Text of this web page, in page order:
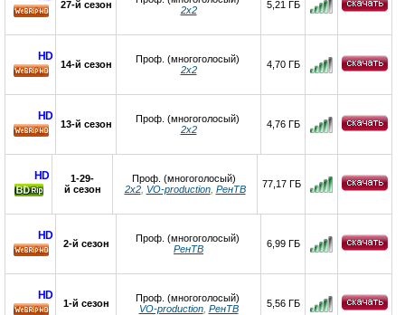
27-й сезон
2х2
5,21 ГБ
HD
14-й сезон
Проф. (многоголосый)
2х2
4,70 ГБ
HD
13-й сезон
Проф. (многоголосый)
2х2
4,76 ГБ
HD
1-29-
й сезон
Проф. (многоголосый)
2х2, VO-production, РенТВ 77,17 ГБ
HD
2-й сезон
Проф. (многоголосый)
РенТВ
6,99 ГБ
HD
1-й сезон
Проф. (многоголосый)
VO-production, РенТВ 5,56 ГБ